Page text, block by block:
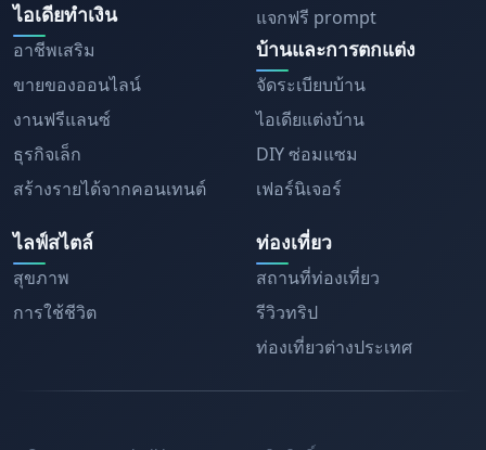
ไอเดียทำเงิน
อาชีพเสริม
ขายของออนไลน์
งานฟรีแลนซ์
ธุรกิจเล็ก
สร้างรายได้จากคอนเทนต์
แจกฟรี prompt
บ้านและการตกแต่ง
จัดระเบียบบ้าน
ไอเดียแต่งบ้าน
DIY ซ่อมแซม
เฟอร์นิเจอร์
ไลฟ์สไตล์
สุขภาพ
การใช้ชีวิต
ท่องเที่ยว
สถานที่ท่องเที่ยว
รีวิวทริป
ท่องเที่ยวต่างประเทศ